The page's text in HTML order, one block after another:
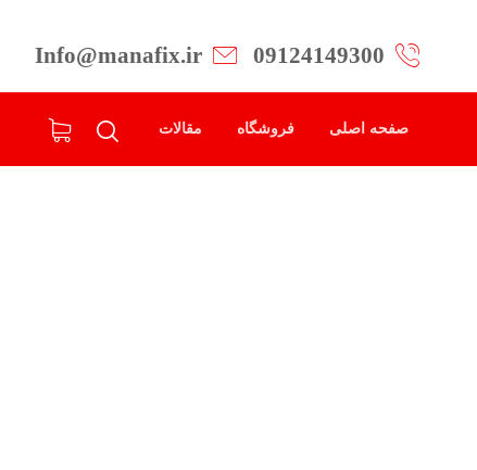
Info@manafix.ir 09124149300
صفحه اصلی فروشگاه مقالات